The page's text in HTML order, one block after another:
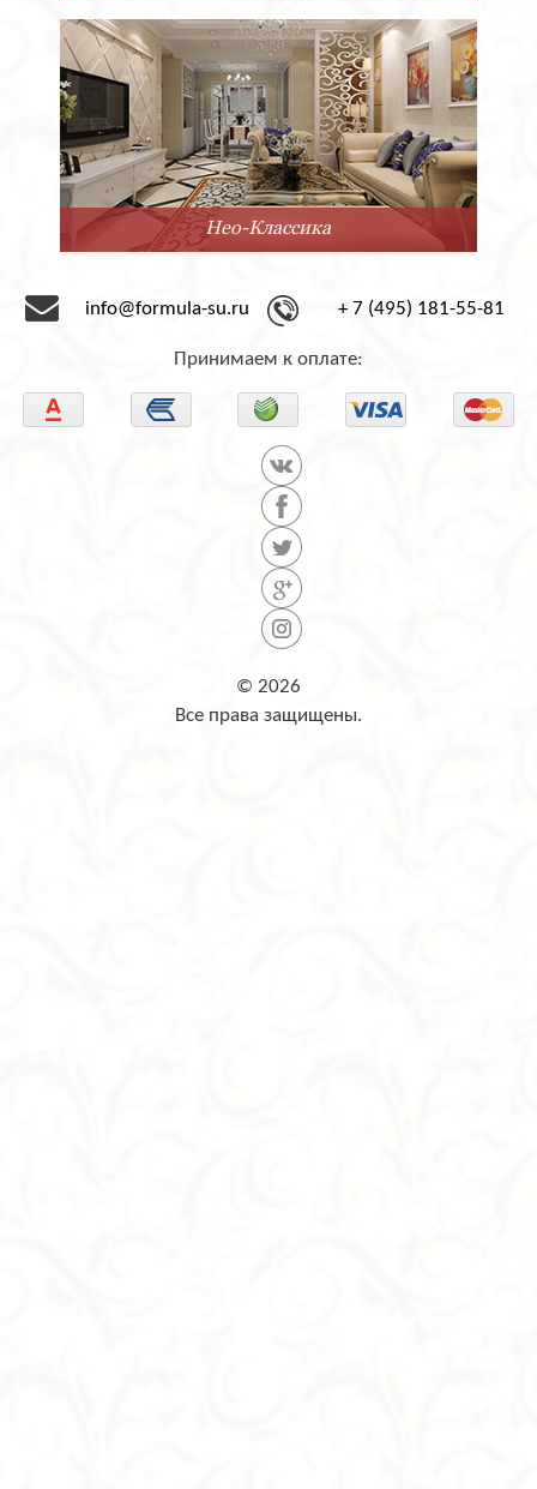
Нео-Классика
info@formula-su.ru + 7 (495) 181-55-81
Принимаем к оплате:
© 2026
Все права защищены.